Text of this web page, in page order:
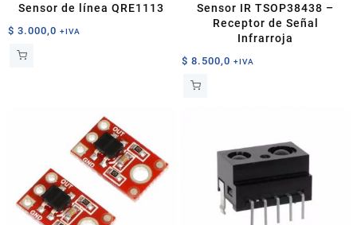
Sensor de línea QRE1113
$ 3.000,0 +IVA
Sensor IR TSOP38438 –
Receptor de Señal
Infrarroja
$ 8.500,0 +IVA